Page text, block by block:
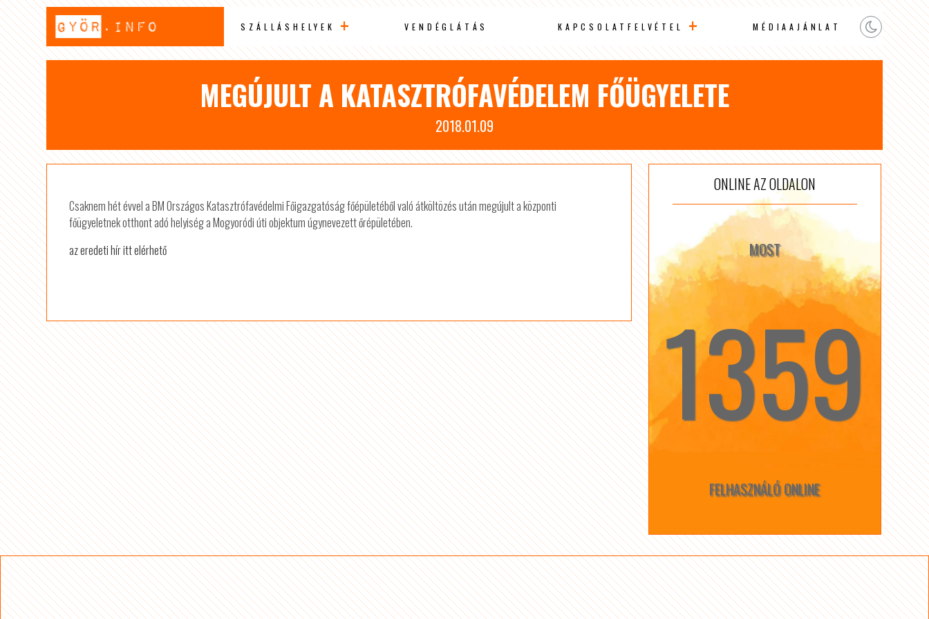
SZÁLLÁSHELYEK VENDÉGLÁTÁS KAPCSOLATFELVÉTEL MÉDIAAJÁNLAT
MEGÚJULT A KATASZTRÓFAVÉDELEM FŐÜGYELETE
2018.01.09
Csaknem hét évvel a BM Országos Katasztrófavédelmi Főigazgatóság főépületéből való átköltözés után megújult a központi
főügyeletnek otthont adó helyiség a Mogyoródi úti objektum úgynevezett őrépületében.
az eredeti hír itt elérhető
ONLINE AZ OLDALON
MOST
☆ 1359 ☆
FELHASZNÁLÓ ONLINE